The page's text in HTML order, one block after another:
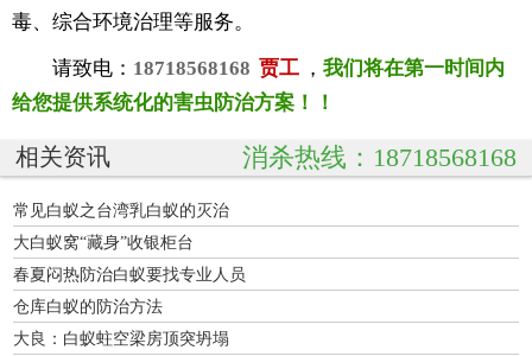
毒、综合环境治理等服务。
请致电： 18718568168 贾工 ， 我们将在第一时间内
给您提供系统化的害虫防治方案！！
相关资讯 消杀热线：18718568168
常见白蚁之台湾乳白蚁的灭治
大白蚁窝“藏身”收银柜台
春夏闷热防治白蚁要找专业人员
仓库白蚁的防治方法
大良：白蚁蛀空梁房顶突坍塌